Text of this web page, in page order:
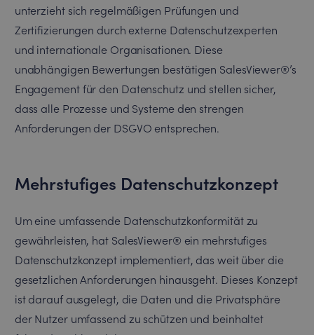
unterzieht sich regelmäßigen Prüfungen und
Zertifizierungen durch externe Datenschutzexperten
und internationale Organisationen. Diese
unabhängigen Bewertungen bestätigen SalesViewer®’s
Engagement für den Datenschutz und stellen sicher,
dass alle Prozesse und Systeme den strengen
Anforderungen der DSGVO entsprechen.
Mehrstufiges Datenschutzkonzept
Um eine umfassende Datenschutzkonformität zu
gewährleisten, hat SalesViewer® ein mehrstufiges
Datenschutzkonzept implementiert, das weit über die
gesetzlichen Anforderungen hinausgeht. Dieses Konzept
ist darauf ausgelegt, die Daten und die Privatsphäre
der Nutzer umfassend zu schützen und beinhaltet